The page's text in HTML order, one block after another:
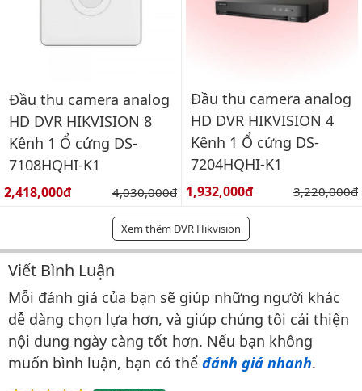
Đầu thu camera analog
HD DVR HIKVISION 8
Kênh 1 Ổ cứng DS-
7108HQHI-K1
Giá bán:
2,418,000đ Giá gốc:
4,030,000đ
Đầu thu camera analog
HD DVR HIKVISION 4
Kênh 1 Ổ cứng DS-
7204HQHI-K1
Giá bán:
1,932,000đ Giá gốc:
3,220,000đ
Xem thêm DVR Hikvision
Bình luận & Đánh giá
Viết Bình Luận
Mỗi đánh giá của bạn sẽ giúp những người khác
dễ dàng chọn lựa hơn, và giúp chúng tôi cải thiện
nội dung ngày càng tốt hơn. Nếu bạn không
muốn bình luận, bạn có thể đánh giá nhanh.